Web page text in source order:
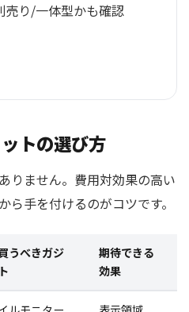
売り/一体型かも確認
トの選び方
りません。費用対効果の高い
手を付けるのがコツです。
うべきガジ
期待できる
効果